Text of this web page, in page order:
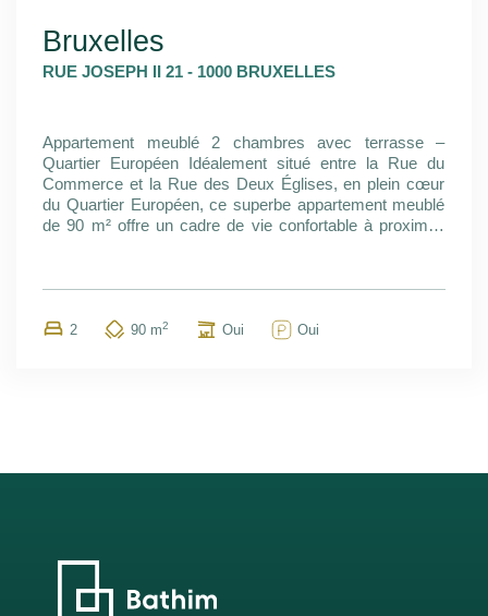
Bruxelles
RUE JOSEPH II 21 - 1000 BRUXELLES
Appartement meublé 2 chambres avec terrasse –
Quartier Européen Idéalement situé entre la Rue du
Commerce et la Rue des Deux Églises, en plein cœur
du Quartier Européen, ce superbe appartement meublé
de 90 m² offre un cadre de vie confortable à proximité
commun. L'appartement se compose d'un hall d'entrée,
séjour avec une cuisine ouverte entièrement équipée
recours, l'entretien annuel de la chaudière, les frais de
organiser une visite, merci de compléter le formulaire de
2 90 m2 Oui Oui